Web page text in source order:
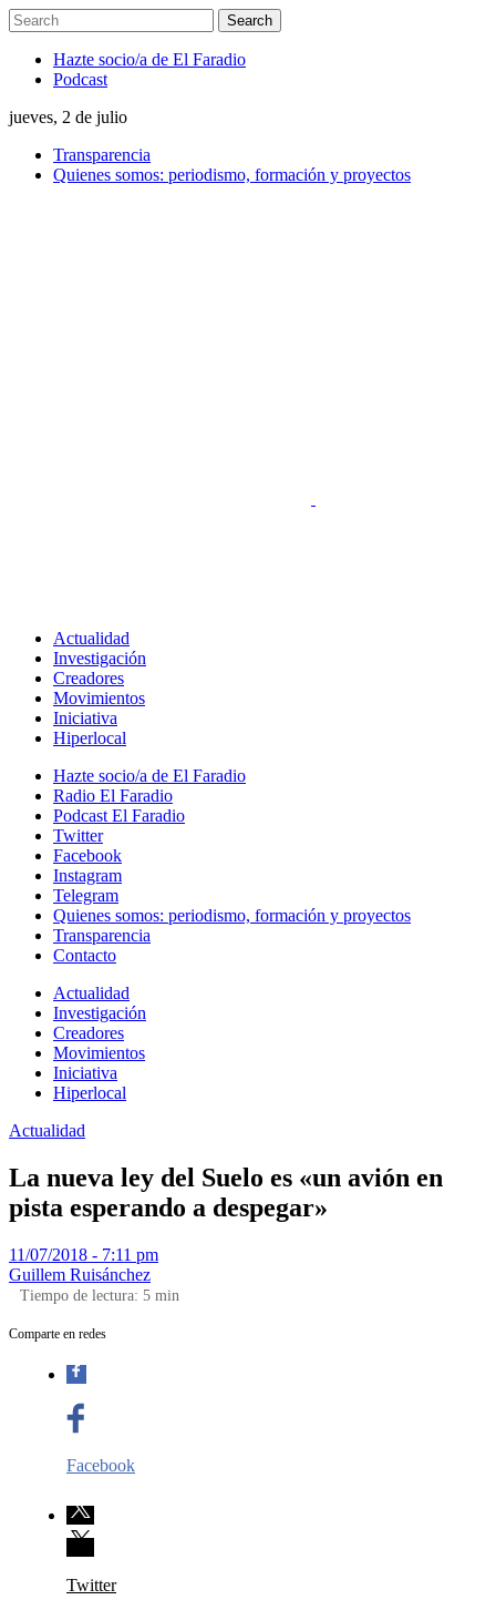
Hazte socio/a de El Faradio
Podcast
jueves, 2 de julio
Transparencia
Quienes somos: periodismo, formación y proyectos
Actualidad
Investigación
Creadores
Movimientos
Iniciativa
Hiperlocal
Hazte socio/a de El Faradio
Radio El Faradio
Podcast El Faradio
Twitter
Facebook
Instagram
Telegram
Quienes somos: periodismo, formación y proyectos
Transparencia
Contacto
Actualidad
Investigación
Creadores
Movimientos
Iniciativa
Hiperlocal
Actualidad
La nueva ley del Suelo es «un avión en
pista esperando a despegar»
11/07/2018 - 7:11 pm
Guillem Ruisánchez
Tiempo de lectura: 5 min
Comparte en redes
Facebook
Twitter